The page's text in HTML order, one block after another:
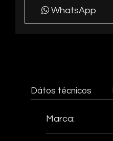
WhatsApp
Dátos técnicos
Marca: